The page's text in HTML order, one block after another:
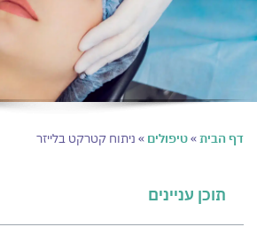
דף הבית»טיפולים » ניתוח קטרקט בלייזר
תוכן עניינים